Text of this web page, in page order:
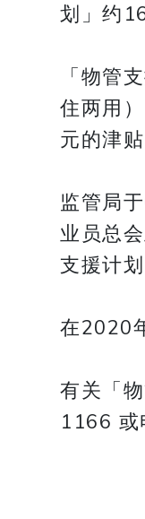
划」约
「物管
住两用
元的津
监管局
业员总
支援计
在2020
有关「
1166 或